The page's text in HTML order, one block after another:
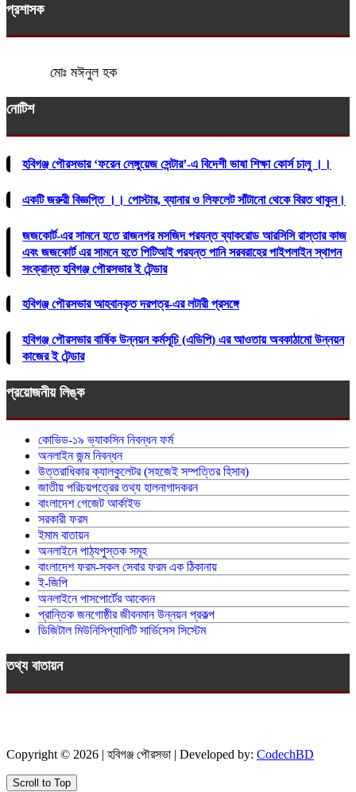
প্রশাসক
মোঃ মঈনুল হক
নোটিশ
হবিগঞ্জ পৌরসভার ‘ফরেন লেঙ্গুয়েজ সেন্টার’-এ বিদেশী ভাষা শিক্ষা কোর্স চালু ।।
একটি জরুরী বিজ্ঞপ্তি ।। পোস্টার, ব্যানার ও লিফলেট সাঁটানো থেকে বিরত থাকুন।
জজকোর্ট-এর সামনে হতে রাজনগর মসজিদ পরযন্ত ব্যাকরোড আরসিসি রাস্তার কাজ
এবং জজকোর্ট এর সামনে হতে পিটিআই পরযন্ত পানি সরবরাহের পাইপলাইন স্থাপন
সংক্রান্ত হবিগঞ্জ পৌরসভার ই টেন্ডার
হবিগঞ্জ পৌরসভার আহবানকৃত দরপত্র-এর লটারী প্রসঙ্গে
হবিগঞ্জ পৌরসভার বার্ষিক উন্নয়ন কর্মসূচি (এডিপি) এর আওতায় অবকাঠামো উন্নয়ন
কাজের ই টেন্ডার
প্রয়োজনীয় লিঙ্ক
কোভিড-১৯ ভ্যাকসিন নিবন্ধন ফর্ম
অনলাইন জন্ম নিবন্ধন
উত্তরাধিকার ক্যালকুলেটর (সহজেই সম্পত্তির হিসাব)
জাতীয় পরিচয়পত্রের তথ্য হালনাগাদকরন
বাংলাদেশ গেজেট আর্কাইভ
সরকারী ফরম
ইমাম বাতায়ন
অনলাইনে পাঠ্যপুস্তক সমূহ
বাংলাদেশ ফরম-সকল সেবার ফরম এক ঠিকানায়
ই-জিপি
অনলাইনে পাসপোর্টের আবেদন
প্রান্তিক জনগোষ্ঠীর জীবনমান উন্নয়ন প্রকল্প
ডিজিটাল মিউনিসিপ্যালিটি সার্ভিসেস সিস্টেম
তথ্য বাতায়ন
Copyright © 2026 | হবিগঞ্জ পৌরসভা | Developed by: CodechBD
Scroll to Top